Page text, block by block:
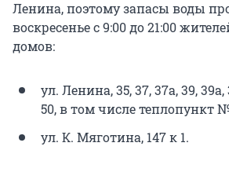
Ленина, поэтому запасы воды
воскресенье с 9:00 до 21:00
домов:
ул. Ленина, 35, 37, 37а, 39, 39а,
50, в том числе теплопункт
ул. К. Мяготина, 147 к 1.